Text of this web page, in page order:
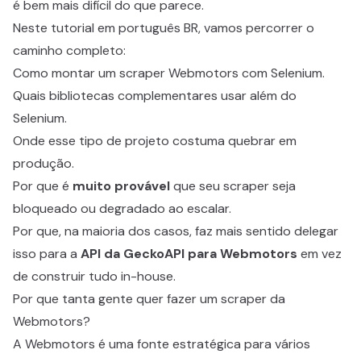
é bem mais difícil do que parece.
Neste tutorial em português BR, vamos percorrer o
caminho completo:
Como montar um scraper Webmotors com Selenium.
Quais bibliotecas complementares usar além do
Selenium.
Onde esse tipo de projeto costuma quebrar em
produção.
Por que é muito provávelque seu scraper seja
bloqueado ou degradado ao escalar.
Por que, na maioria dos casos, faz mais sentido delegar
isso para a API da GeckoAPI para Webmotors em vez
de construir tudo in-house.
Por que tanta gente quer fazer um scraper da
Webmotors?
A Webmotors é uma fonte estratégica para vários